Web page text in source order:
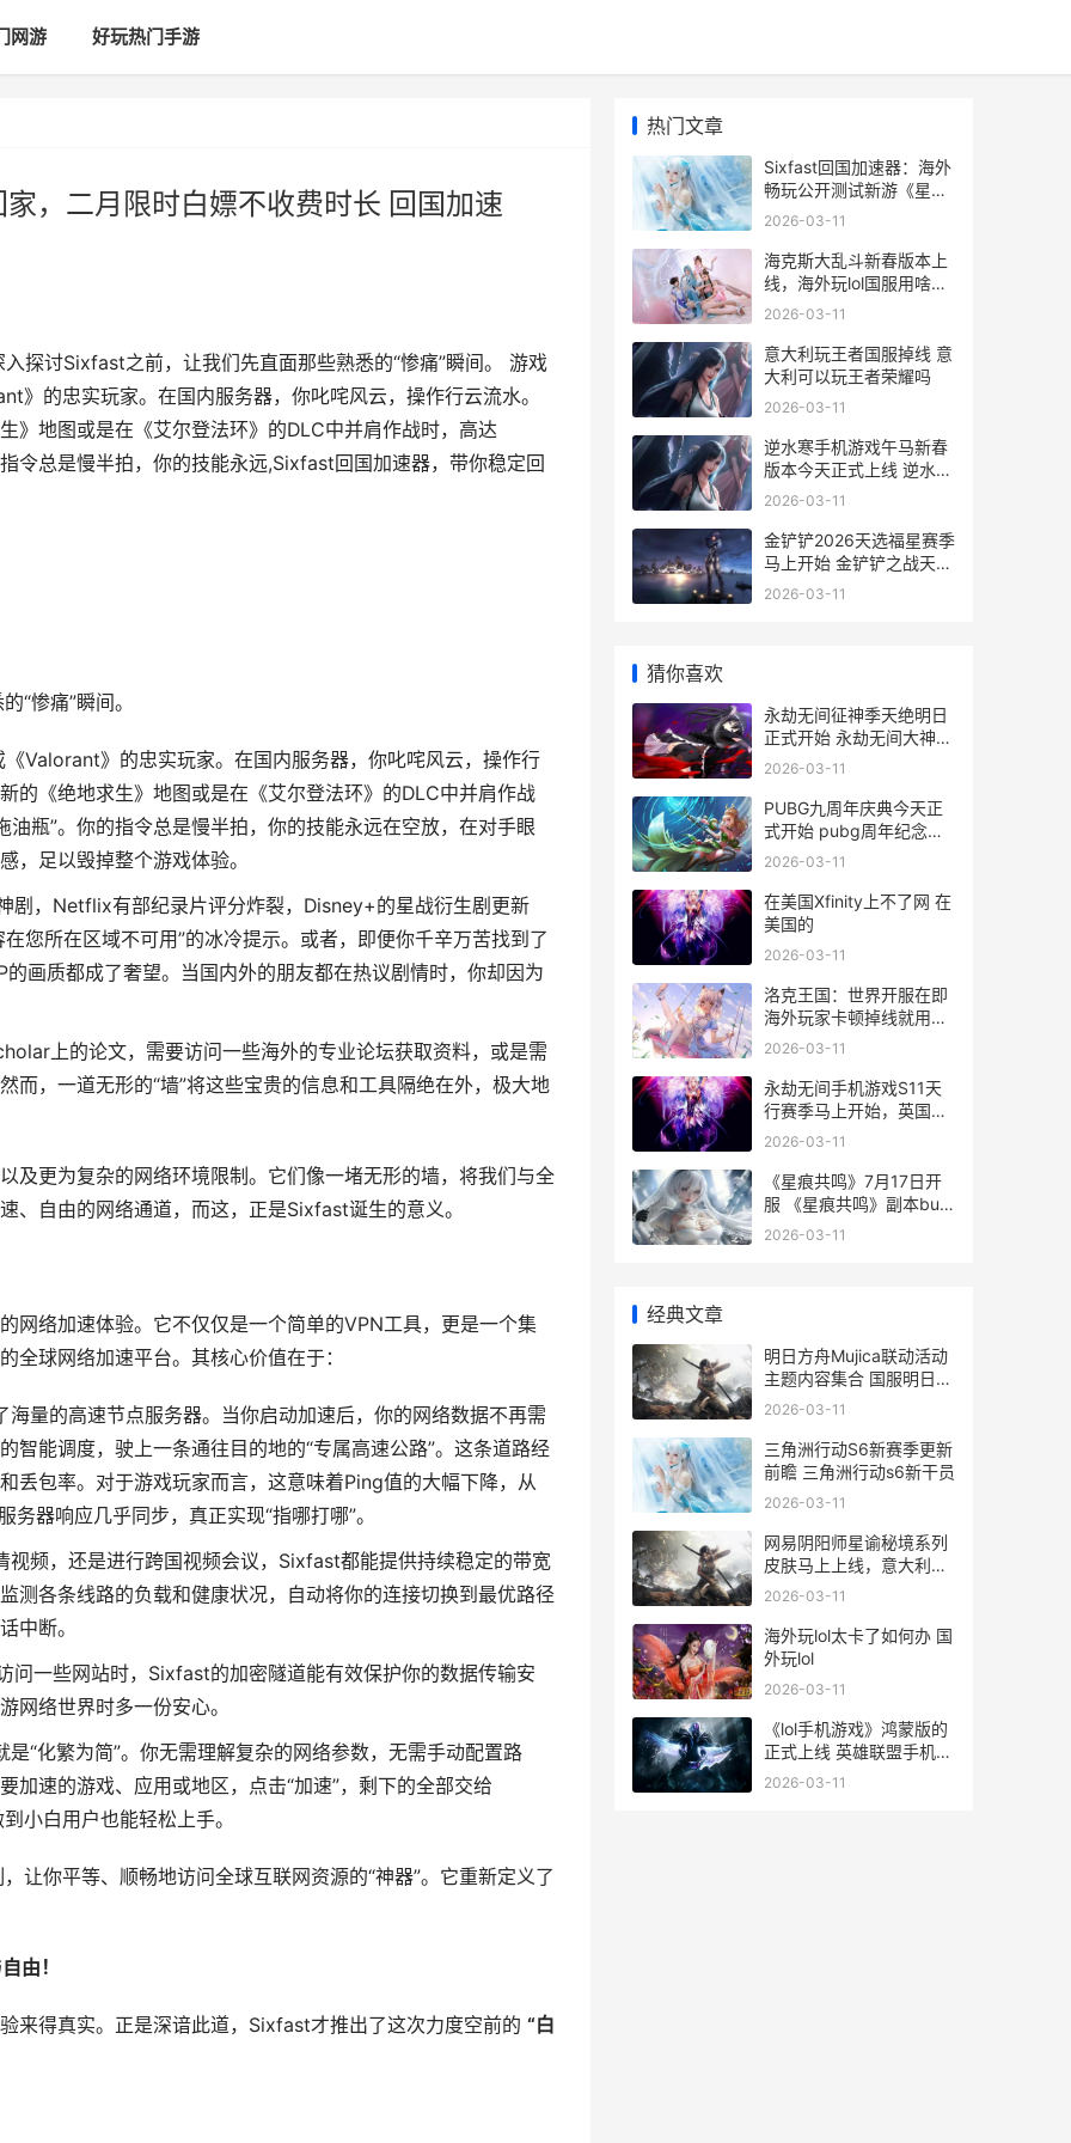
网游 好玩热门手游
，二月限时白嫖不收费时长 回国加速
探讨Sixfast之前，让我们先直面那些熟悉的“惨痛”瞬间。 游戏
》的忠实玩家。在国内服务器，你叱咤风云，操作行云流水。
》地图或是在《艾尔登法环》的DLC中并肩作战时，高达
令总是慢半拍，你的技能永远,Sixfast回国加速器，带你稳定回
“惨痛”瞬间。
Valorant》的忠实玩家。在国内服务器，你叱咤风云，操作行
的《绝地求生》地图或是在《艾尔登法环》的DLC中并肩作战
瓶”。你的指令总是慢半拍，你的技能永远在空放，在对手眼
，足以毁掉整个游戏体验。
剧，Netflix有部纪录片评分炸裂，Disney+的星战衍生剧更新
您所在区域不可用”的冰冷提示。或者，即便你千辛万苦找到了
画质都成了奢望。当国内外的朋友都在热议剧情时，你却因为
上的论文，需要访问一些海外的专业论坛获取资料，或是需
而，一道无形的“墙”将这些宝贵的信息和工具隔绝在外，极大地
及更为复杂的网络环境限制。它们像一堵无形的墙，将我们与全
、自由的网络通道，而这，正是Sixfast诞生的意义。
网络加速体验。它不仅仅是一个简单的VPN工具，更是一个集
全球网络加速平台。其核心价值在于：
量的高速节点服务器。当你启动加速后，你的网络数据不再需
智能调度，驶上一条通往目的地的“专属高速公路”。这条道路经
丢包率。对于游戏玩家而言，这意味着Ping值的大幅下降，从
器响应几乎同步，真正实现“指哪打哪”。
频，还是进行跨国视频会议，Sixfast都能提供持续稳定的带宽
测各条线路的负载和健康状况，自动将你的连接切换到最优路径
中断。
问一些网站时，Sixfast的加密隧道能有效保护你的数据传输安
网络世界时多一份安心。
“化繁为简”。你无需理解复杂的网络参数，无需手动配置路
加速的游戏、应用或地区，点击“加速”，剩下的全部交给
小白用户也能轻松上手。
让你平等、顺畅地访问全球互联网资源的“神器”。它重新定义了
由！
来得真实。正是深谙此道，Sixfast才推出了这次力度空前的 “白
热门文章
Sixfast回国加速器：海外
畅玩公开测试新游《星引
擎》，解开派对竞技趣味​
2026-03-11
海克斯大乱斗新春版本上
线，海外玩lol国服用啥子
加速器 海克斯大乱斗新版
2026-03-11
意大利玩王者国服掉线 意
大利可以玩王者荣耀吗
2026-03-11
逆水寒手机游戏午马新春
版本今天正式上线 逆水寒
手游下载安装
2026-03-11
金铲铲2026天选福星赛季
马上开始 金铲铲之战天选
怎么出
2026-03-11
猜你喜欢
永劫无间征神季天绝明日
正式开始 永劫无间大神活
动
2026-03-11
PUBG九周年庆典今天正
式开始 pubg周年纪念皮
肤什么时候结束
2026-03-11
在美国Xfinity上不了网 在
美国的
2026-03-11
洛克王国：世界开服在即
海外玩家卡顿掉线就用
Sixfast化解 洛克王国世
2026-03-11
永劫无间手机游戏S11天
行赛季马上开始，英国玩
无畏契约国服被限制登录
2026-03-11
《星痕共鸣》7月17日开
服 《星痕共鸣》副本bug
频出
2026-03-11
经典文章
明日方舟Mujica联动活动
主题内容集合 国服明日方
舟延迟高如何化解 明日方
2026-03-11
三角洲行动S6新赛季更新
前瞻 三角洲行动s6新干员
2026-03-11
网易阴阳师星谕秘境系列
皮肤马上上线，意大利留
学生玩阴阳师国服登录不
2026-03-11
海外玩lol太卡了如何办 国
外玩lol
2026-03-11
《lol手机游戏》鸿蒙版的
正式上线 英雄联盟手机版
游戏叫什么名字
2026-03-11